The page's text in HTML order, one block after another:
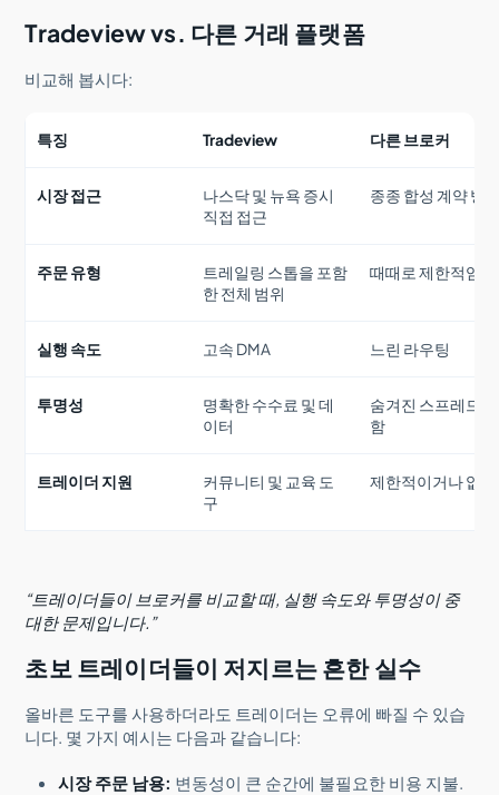
Tradeview vs. 다른 거래 플랫폼
비교해 봅시다:
특징 Tradeview 다른 브로커
시장 접근
나스닥 및 뉴욕 증시
직접 접근
종종 합성 계약 방
주문 유형
트레일링 스톱을 포함
한 전체 범위
때때로 제한적임
실행 속도 고속 DMA 느린 라우팅
투명성
명확한 수수료 및 데
이터
숨겨진 스프레드 흔
함
트레이더 지원
커뮤니티 및 교육 도
구
제한적이거나 없음
“트레이더들이 브로커를 비교할 때, 실행 속도와 투명성이 중
대한 문제입니다.”
초보 트레이더들이 저지르는 흔한 실수
올바른 도구를 사용하더라도 트레이더는 오류에 빠질 수 있습
니다. 몇 가지 예시는 다음과 같습니다:
시장 주문 남용: 변동성이 큰 순간에 불필요한 비용 지불.